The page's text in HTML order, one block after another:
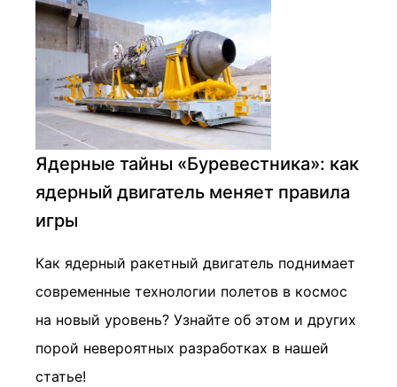
Ядерные тайны «Буревестника»: как
ядерный двигатель меняет правила
игры
Как ядерный ракетный двигатель поднимает
современные технологии полетов в космос
на новый уровень? Узнайте об этом и других
порой невероятных разработках в нашей
статье!